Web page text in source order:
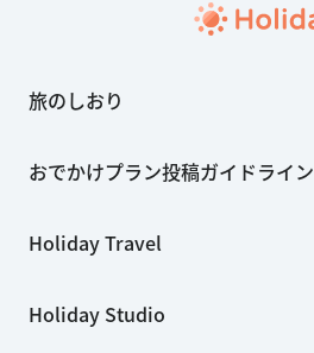
旅のしおり
おでかけプラン投稿ガイドライン
Holiday Travel
Holiday Studio